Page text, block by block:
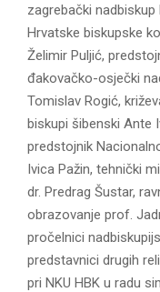
Uzagrebački
Hrvatske biskupske
Želimir Puljić,
đakovačko-osječki
Tomislav Rogić,
biskupi šibenski Ante
predstojnik
Ivica Pažin, tehnički
dr. Predrag Šustar,
obrazovanje prof.
pročelnici
predstavnici drugih
pri NKU HBK u radu